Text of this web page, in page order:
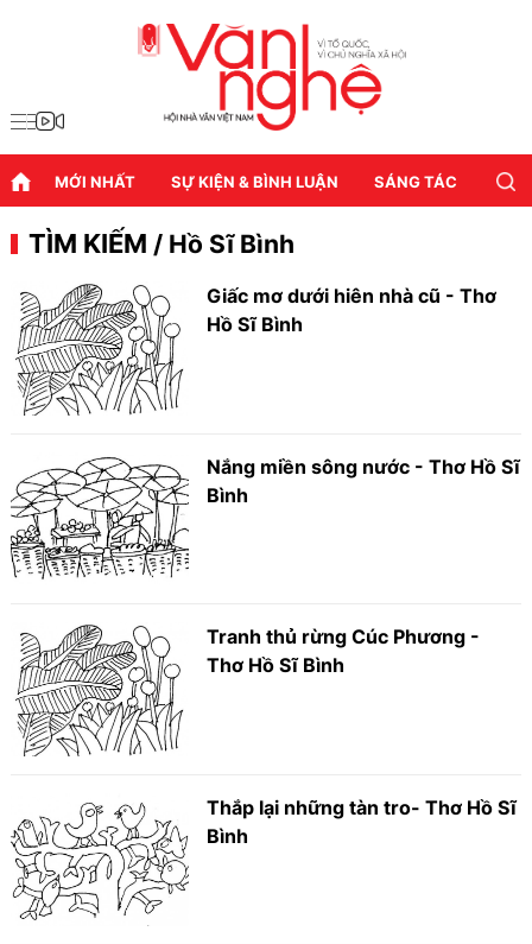
MỚI NHẤT SỰ KIỆN & BÌNH LUẬN SÁNG TÁC
TÌM KIẾM / Hồ Sĩ Bình
Giấc mơ dưới hiên nhà cũ - Thơ
Hồ Sĩ Bình
Nắng miền sông nước - Thơ Hồ Sĩ
Bình
Tranh thủ rừng Cúc Phương -
Thơ Hồ Sĩ Bình
Thắp lại những tàn tro- Thơ Hồ Sĩ
Bình